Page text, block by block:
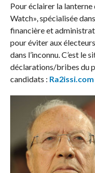
Pour éclairer la lanterne
Watch», spécialisée
financière et
pour éviter aux
dans l’inconnu. C’est le
déclarations/bribes du
candidats : Ra2issi.com